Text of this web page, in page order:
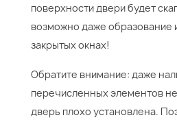
поверхности двери будет
возможно даже образование
закрытых окнах!
Обратите внимание: даже
перечисленных элементов
дверь плохо установлена.